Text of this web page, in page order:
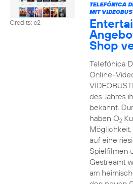
Credits: o2
TELEFÓNICA
MIT
Shop
Telefónica
Online-
des Jahres
bekannt.
haben O2
auf eine
Spielfilmen
Gestreamt
am